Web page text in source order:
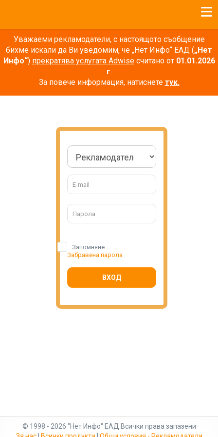
Уважаеми рекламодатели, с настоящото съобщение
бихме искали да Ви уведомим, че „Нет Инфо“ ЕАД („Нет
Инфо“) прекратява услугата Adwiseсчитано от 01.01.2026
г.
За повече информация, натиснете тук.
Запомняне
Забравена парола
ВХОД
© 1998 - 2026 "Нет Инфо" ЕАД Всички права запазени